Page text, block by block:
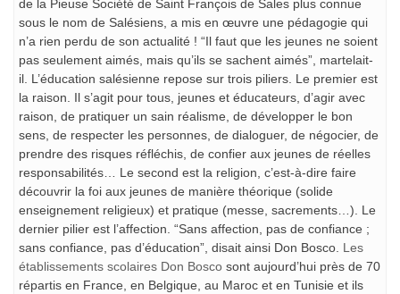
de la Pieuse Société de Saint François de Sales plus connue
sous le nom de Salésiens, a mis en œuvre une pédagogie qui
n’a rien perdu de son actualité ! “Il faut que les jeunes ne soient
pas seulement aimés, mais qu’ils se sachent aimés”, martelait-
il. L’éducation salésienne repose sur trois piliers. Le premier est
la raison. Il s’agit pour tous, jeunes et éducateurs, d’agir avec
raison, de pratiquer un sain réalisme, de développer le bon
sens, de respecter les personnes, de dialoguer, de négocier, de
prendre des risques réfléchis, de confier aux jeunes de réelles
responsabilités… Le second est la religion, c’est-à-dire faire
découvrir la foi aux jeunes de manière théorique (solide
enseignement religieux) et pratique (messe, sacrements…). Le
dernier pilier est l’affection. “Sans affection, pas de confiance ;
sans confiance, pas d’éducation”, disait ainsi Don Bosco. Les
établissements scolaires Don Bosco sont aujourd’hui près de 70
répartis en France, en Belgique, au Maroc et en Tunisie et ils